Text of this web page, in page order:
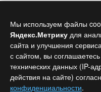
Copyright © 2026 БТИ -
Политика обработки
Мы используем файлы
Яндекс.Метрику для
сайта и улучшения
с сайтом, вы
технических данных (IP-
действия на сайте)
конфиденциальности.